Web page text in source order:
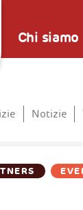
Chi siamo
Notizie